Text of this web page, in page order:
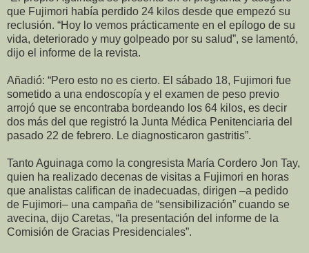
que Fujimori había perdido 24 kilos desde que empezó su
reclusión. “Hoy lo vemos prácticamente en el epílogo de su
vida, deteriorado y muy golpeado por su salud”, se lamentó,
dijo el informe de la revista.
Añadió: “Pero esto no es cierto. El sábado 18, Fujimori fue
sometido a una endoscopía y el examen de peso previo
arrojó que se encontraba bordeando los 64 kilos, es decir
dos más del que registró la Junta Médica Penitenciaria del
pasado 22 de febrero. Le diagnosticaron gastritis”.
Tanto Aguinaga como la congresista María Cordero Jon Tay,
quien ha realizado decenas de visitas a Fujimori en horas
que analistas califican de inadecuadas, dirigen –a pedido
de Fujimori– una campaña de “sensibilización” cuando se
avecina, dijo Caretas, “la presentación del informe de la
Comisión de Gracias Presidenciales”.